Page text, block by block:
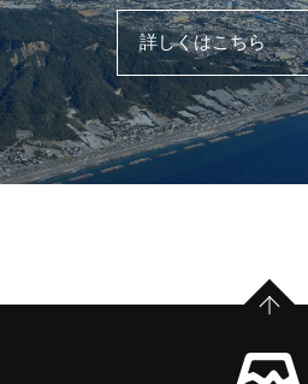
詳しくはこちら